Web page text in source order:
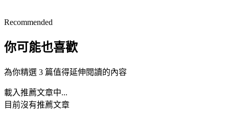
Recommended
你可能也喜歡
為你精選 3 篇值得延伸閱讀的內容
載入推薦文章中...
目前沒有推薦文章